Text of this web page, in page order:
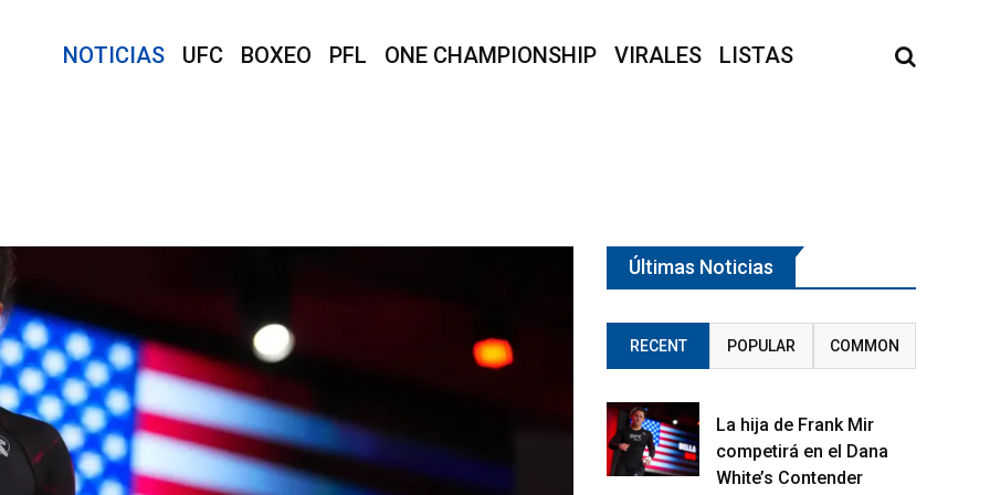
NOTICIAS UFC BOXEO PFL ONE CHAMPIONSHIP VIRALES LISTAS
Últimas Noticias
RECENT POPULAR COMMON
La hija de Frank Mir
competirá en el Dana
White’s Contender